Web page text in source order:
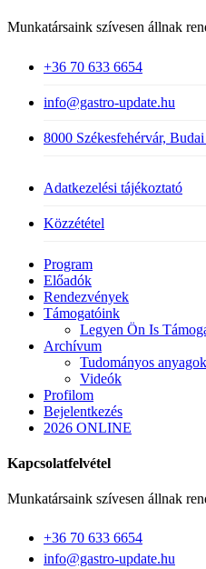
Munkatársaink szívesen állnak
+36 70 633 6654
info@gastro-update.hu
8000 Székesfehérvár,
Adatkezelési tájékoztató
Közzététel
Close
Menu
Program
Előadók
Rendezvények
Támogatóink
Legyen Ön Is
Archívum
Tudományos anyagok
Videók
Profilom
Bejelentkezés
2026 ONLINE
Kapcsolatfelvétel
Munkatársaink szívesen állnak
+36 70 633 6654
info@gastro-update.hu